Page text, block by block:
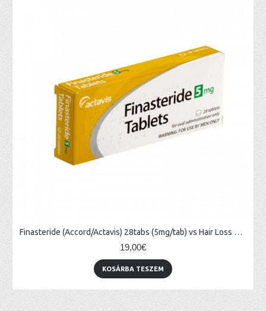
Finasteride (Accord/Actavis) 28tabs (5mg/tab) vs Hair Loss & Prostate Treatments
19,00€
KOSÁRBA TESZEM